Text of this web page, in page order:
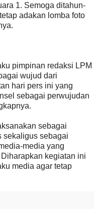
1. Semoga ditahun-
adakan lomba foto
pimpinan redaksi LPM
wujud dari
hari pers ini yang
sebagai perwujudan
sebagai
sekaligus sebagai
media yang
kegiatan ini
media agar tetap